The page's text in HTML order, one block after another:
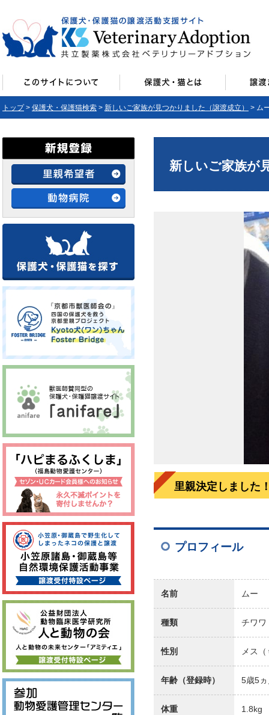
トップ> 保護犬・保護猫検索 > 新しいご家族が見つかりました（譲渡成立） > ム
新しいご家族が
里親決定しました
プロフィール
名前 ムー
種類 チワワ
性別 メス
年齢（登録時） 5歳5
体重 1.8kg